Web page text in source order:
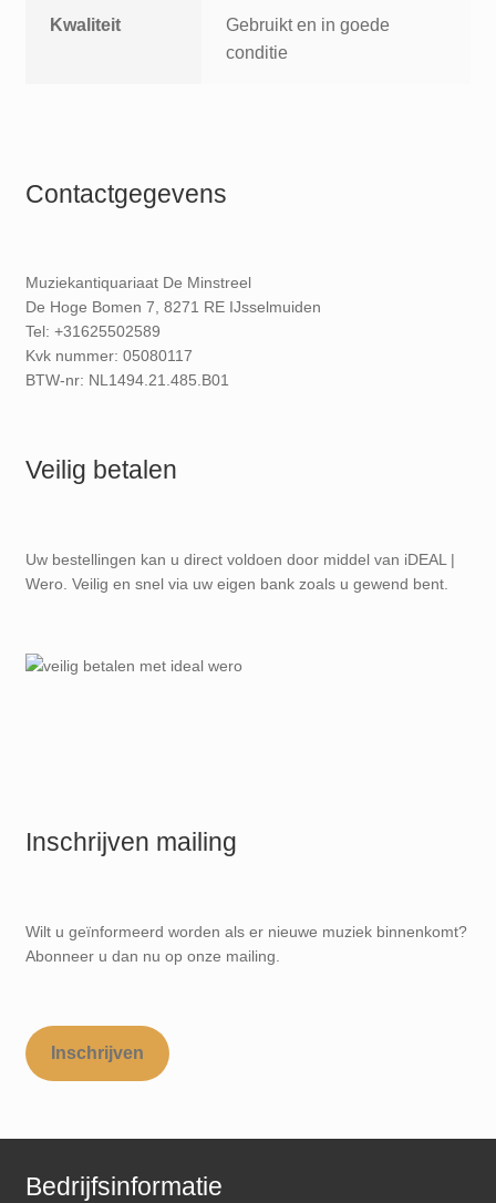
Kwaliteit
Gebruikt en in goede
conditie
Contactgegevens
Muziekantiquariaat De Minstreel
De Hoge Bomen 7, 8271 RE IJsselmuiden
Tel: +31625502589
Kvk nummer: 05080117
BTW-nr: NL1494.21.485.B01
Veilig betalen
Uw bestellingen kan u direct voldoen door middel van iDEAL |
Wero. Veilig en snel via uw eigen bank zoals u gewend bent.
Inschrijven mailing
Wilt u geïnformeerd worden als er nieuwe muziek binnenkomt?
Abonneer u dan nu op onze mailing.
Inschrijven
Bedrijfsinformatie